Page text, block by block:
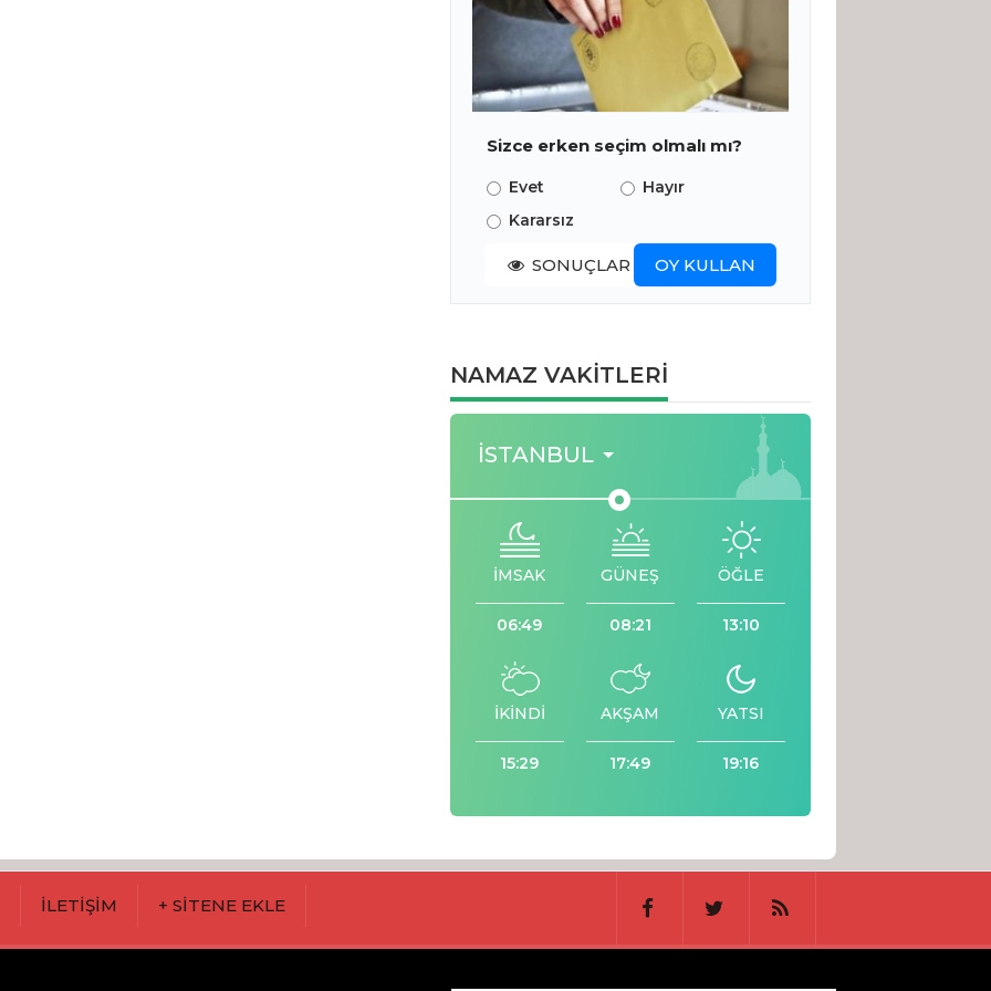
Sizce erken seçim olmalı mı?
Evet
Hayır
Kararsız
SONUÇLAR OY KULLAN
NAMAZ VAKİTLERİ
İSTANBUL
İMSAK
06:49
GÜNEŞ
08:21
ÖĞLE
13:10
İKİNDİ
15:29
AKŞAM
17:49
YATSI
19:16
İLETİŞİM + SİTENE EKLE